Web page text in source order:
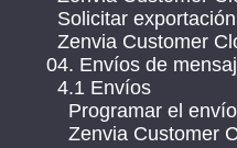
Solicitar
Zenvia Customer
04. Envíos de
4.1 Envíos
Programar el
Zenvia Customer